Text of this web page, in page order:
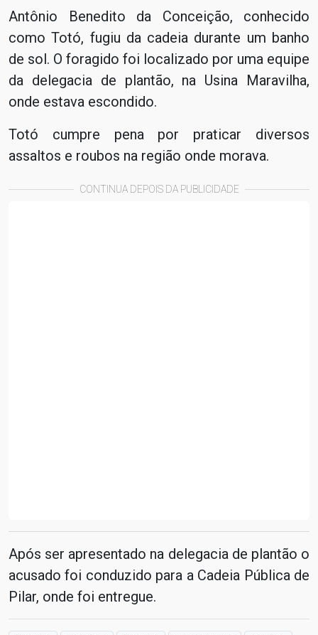
Antônio Benedito da Conceição, conhecido
como Totó, fugiu da cadeia durante um banho
de sol. O foragido foi localizado por uma equipe
da delegacia de plantão, na Usina Maravilha,
onde estava escondido.
Totó cumpre pena por praticar diversos
assaltos e roubos na região onde morava.
CONTINUA DEPOIS DA PUBLICIDADE
Após ser apresentado na delegacia de plantão o
acusado foi conduzido para a Cadeia Pública de
Pilar, onde foi entregue.